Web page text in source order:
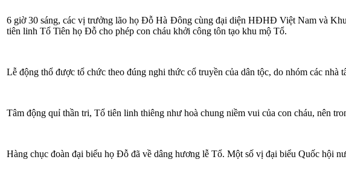
6 giờ 30 sáng, các vị trưởng lão họ Đỗ Hà Đông cùng đại diện HĐHĐ Việt Nam và
tiên linh Tổ Tiên họ Đỗ cho phép con cháu khởi công tôn tạo khu mộ Tổ.
Lễ động thổ được tổ chức theo đúng nghi thức cổ truyền của dân tộc, do nhóm các nhà
Tâm động quỉ thần tri, Tổ tiên linh thiêng như hoà chung niềm vui của con cháu, nên
Hàng chục đoàn đại biểu họ Đỗ đã về dâng hương lễ Tổ. Một số vị đại biểu Quốc